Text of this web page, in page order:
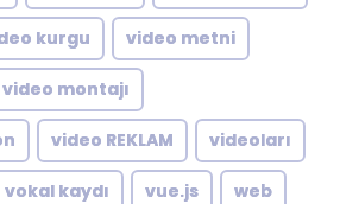
kurgu video metni
video montajı
video REKLAM videoları
vokal kaydı vue.js web